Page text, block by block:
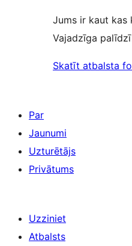
Jums ir kaut kas
Vajadzīga
Skatīt atbalsta
Par
Jaunumi
Uzturētājs
Privātums
Uzziniet
Atbalsts